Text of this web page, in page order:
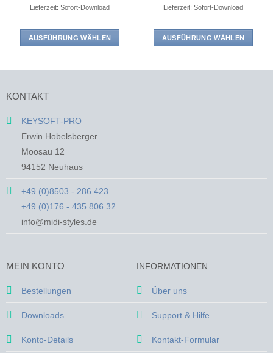
Lieferzeit: Sofort-Download
AUSFÜHRUNG WÄHLEN
auf.
Optionen
auf
der
Produktseite
gewählt
werden
Lieferzeit: Sofort-Download
AUSFÜHRUNG WÄHLEN
der
KONTAKT
KEYSOFT-PRO
Erwin Hobelsberger
Moosau 12
94152 Neuhaus
+49 (0)8503 - 286 423
+49 (0)176 - 435 806 32
info@midi-styles.de
MEIN KONTO
Bestellungen
Downloads
Konto-Details
INFORMATIONEN
Über uns
Support & Hilfe
Kontakt-Formular